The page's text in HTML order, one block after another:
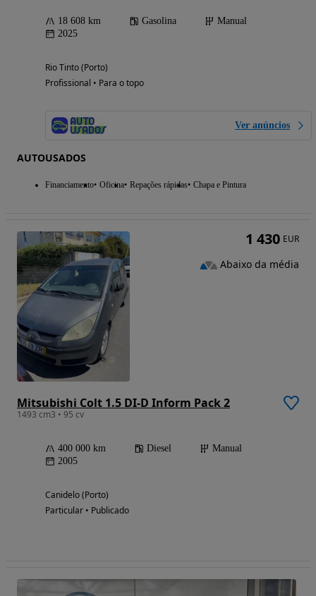
18 608 km Gasolina
Manual
2025
Rio Tinto (Porto)
Profissional • Para o topo
Ver anúncios
AUTOUSADOS
Financiamento Oficina Repações rápidas Chapa e Pintura
Mitsubishi Colt 1.5 DI-D Inform Pack 2
1493 cm3 • 95 cv
400 000 km Diesel
Manual
2005
Canidelo (Porto)
Particular • Publicado
1 430 EUR
Abaixo da média